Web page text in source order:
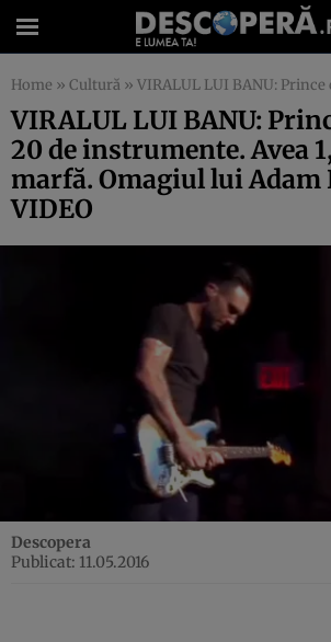
Home » Cultură » VIRALUL LUI BANU: Prince cânta la 20 de instrumente. Avea 1,50
VIRALUL LUI BANU:
20 de instrumente. Avea
marfă. Omagiul lui Adam
VIDEO
Descopera
Publicat: 11.05.2016